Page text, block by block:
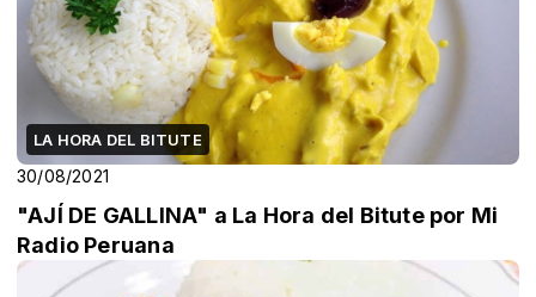
LA HORA DEL BITUTE
30/08/2021
"AJÍ DE GALLINA" a La Hora del Bitute por Mi
Radio Peruana